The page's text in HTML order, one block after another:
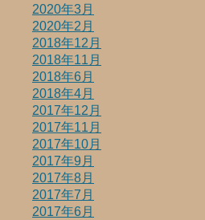
2020年3月
2020年2月
2018年12月
2018年11月
2018年6月
2018年4月
2017年12月
2017年11月
2017年10月
2017年9月
2017年8月
2017年7月
2017年6月